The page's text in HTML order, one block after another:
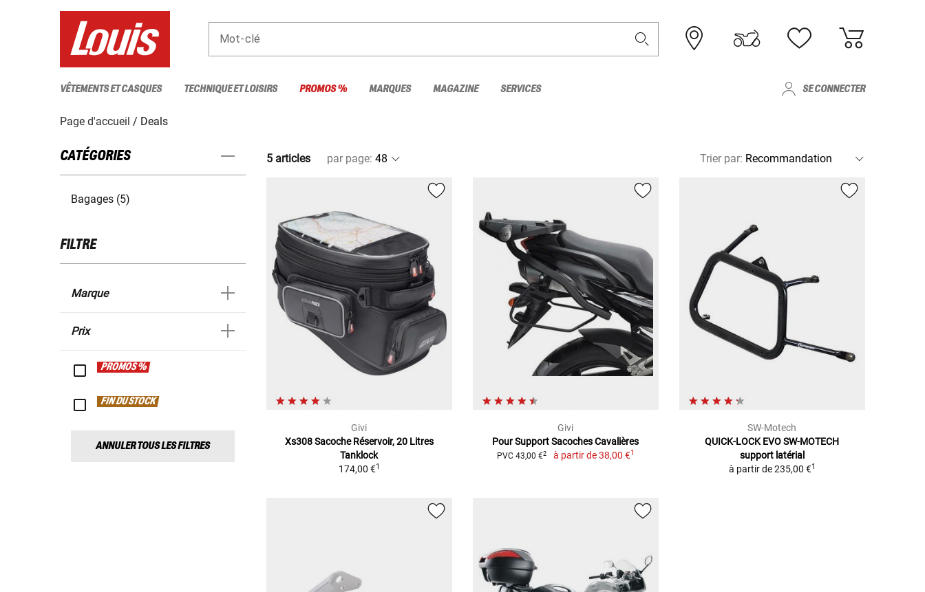
Mot-clé
VÊTEMENTS ET CASQUES TECHNIQUE ET LOISIRS PROMOS % MARQUES MAGAZINE SERVICES SE CONNECTER
Page d'accueil Deals
CATÉGORIES
Bagages (5)
FILTRE
Marque
Prix
PROMOS %
FIN DU STOCK
ANNULER TOUS LES FILTRES
5 articles par page: Trier par:
Givi
Xs308 Sacoche Réservoir, 20 Litres
Tanklock
174,00 €1
Givi
Pour Support Sacoches Cavalières
PVC 43,00 €2 à partir de38,00 €1
SW-Motech
QUICK-LOCK EVO SW-MOTECH
support latérial
à partir de235,00 €1